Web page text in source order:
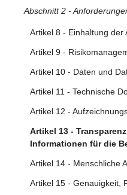
Abschnitt 2 -
Artikel 8 - Einhaltung der
Artikel 9 -
Artikel 10 - Daten und
Artikel 11 - Technische
Artikel 12 -
Artikel 13 -
Informationen für die
Artikel 14 - Menschliche
Artikel 15 - Genauigkeit,